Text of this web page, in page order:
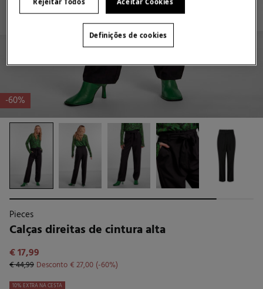
-60%
Pieces
Calças direitas de cintura alta
€ 17,99
€ 44,99 Desconto€ 27,00 60
10% EXTRA NA CESTA
Rejeitar Todos Aceitar Cookies
Definições de cookies